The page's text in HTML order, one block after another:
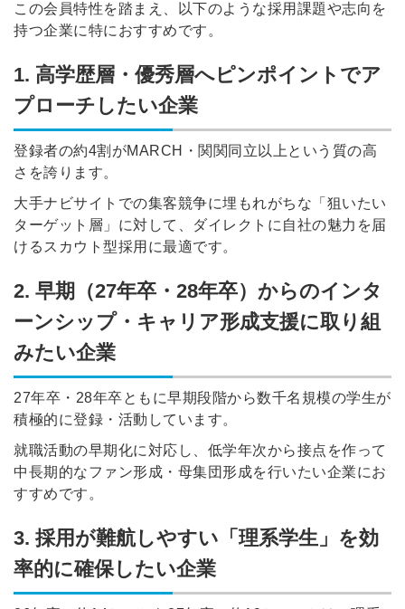
この会員特性を踏まえ、以下のような採用課題や志向を
持つ企業に特におすすめです。
1. 高学歴層・優秀層へピンポイントでア
プローチしたい企業
登録者の約4割がMARCH・関関同立以上という質の高
さを誇ります。
大手ナビサイトでの集客競争に埋もれがちな「狙いたい
ターゲット層」に対して、ダイレクトに自社の魅力を届
けるスカウト型採用に最適です。
2. 早期（27年卒・28年卒）からのインタ
ーンシップ・キャリア形成支援に取り組
みたい企業
27年卒・28年卒ともに早期段階から数千名規模の学生が
積極的に登録・活動しています。
就職活動の早期化に対応し、低学年次から接点を作って
中長期的なファン形成・母集団形成を行いたい企業にお
すすめです。
3. 採用が難航しやすい「理系学生」を効
率的に確保したい企業
をご利用する
要です。
採用課題の解決、新しい採用の
ビュー記事が読める
採用にまつわる独自の調査レポ
採用に役立つ記事・資料が届く
メールアドレス